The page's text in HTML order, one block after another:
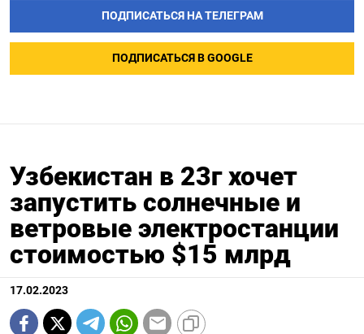
ПОДПИСАТЬСЯ НА ТЕЛЕГРАМ
ПОДПИСАТЬСЯ В GOOGLE
Узбекистан в 23г хочет
запустить солнечные и
ветровые электростанции
стоимостью $15 млрд
17.02.2023